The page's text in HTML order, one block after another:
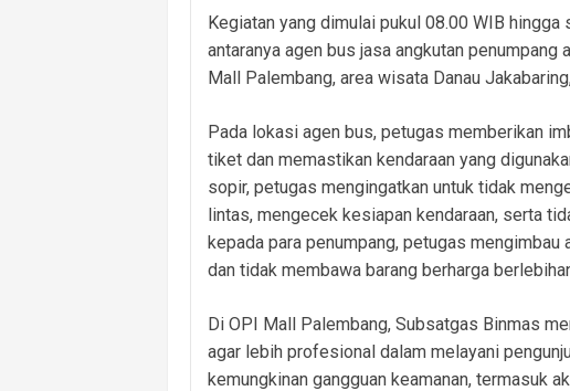
Kegiatan yang dimulai pukul 08.00 WIB
antaranya agen bus jasa angkutan
Mall Palembang, area wisata Danau
Pada lokasi agen bus, petugas memberikan
tiket dan memastikan kendaraan yang
sopir, petugas mengingatkan untuk tidak
lintas, mengecek kesiapan kendaraan, serta
kepada para penumpang, petugas
dan tidak membawa barang berharga
Di OPI Mall Palembang, Subsatgas Binmas
agar lebih profesional dalam melayani
kemungkinan gangguan keamanan, termasuk